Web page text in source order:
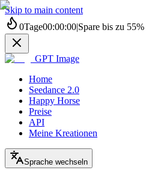
Skip to main content
0Tage00:00:00|Spare bis zu 55%
GPT Image
Home
Seedance 2.0
Happy Horse
Preise
API
Meine Kreationen
Sprache wechseln